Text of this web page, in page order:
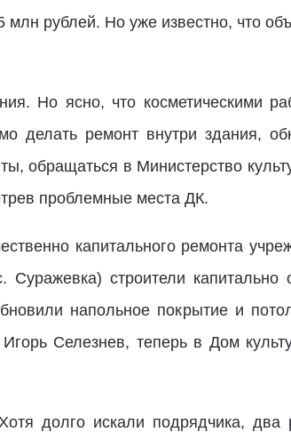
млн рублей. Но уже известно, что
Но ясно, что косметическими
делать ремонт внутри здания,
обращаться в Министерство
проблемные места ДК.
капитального ремонта
строители капитально
напольное покрытие и
Селезнев, теперь в Дом
долго искали подрядчика,